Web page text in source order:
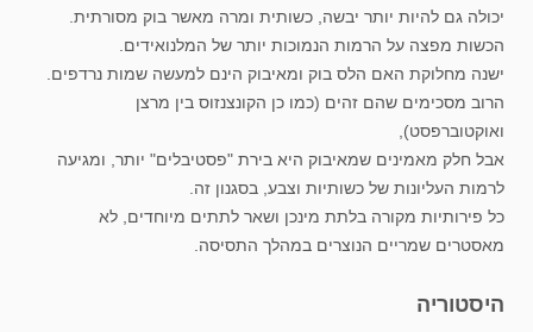
יכולה גם להיות יותר יבשה, כשותית ומרה מאשר בוק מסורתית.
הכשות מפצה על הרמות הנמוכות יותר של המלנואידים.
ישנה מחלוקת האם הלס בוק ומאיבוק הינם למעשה שמות נרדפים.
הרוב מסכימים שהם זהים (כמו כן הקונצנזוס בין מרצן
ואוקטוברפסט),
אבל חלק מאמינים שמאיבוק היא בירת "פסטיבלים" יותר, ומגיעה
לרמות העליונות של כשותיות וצבע, בסגנון זה.
כל פירותיות מקורה בלתת מינכן ושאר לתתים מיוחדים, לא
מאסטרים שמריים הנוצרים במהלך התסיסה.
היסטוריה